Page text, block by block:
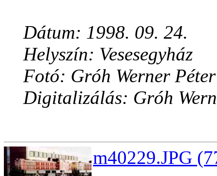
Dátum: 1998. 09. 24.
Helyszín: Vesesegyház
Fotó: Gróh Werner Péter
Digitalizálás: Gróh
m40229.JPG